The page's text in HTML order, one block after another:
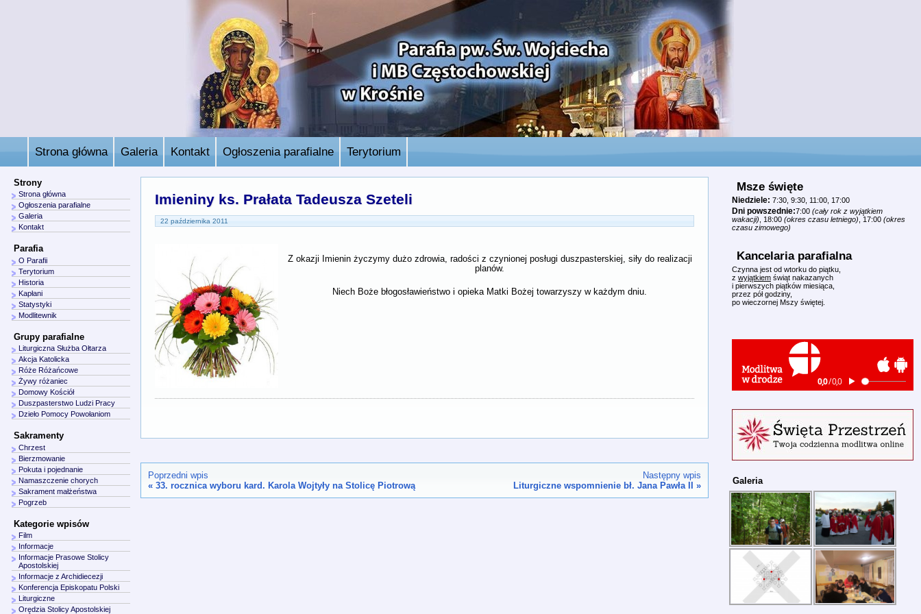
Strona główna Galeria Kontakt Ogłoszenia parafialne Terytorium
Imieniny ks. Prałata Tadeusza Szeteli
22 października 2011
Z okazji Imienin życzymy dużo zdrowia, radości z czynionej posługi duszpasterskiej, siły do realizacji
planów.
Niech Boże błogosławieństwo i opieka Matki Bożej towarzyszy w każdym dniu.
Poprzedni wpis
« 33. rocznica wyboru kard. Karola Wojtyły na Stolicę Piotrową
Następny wpis
Liturgiczne wspomnienie bł. Jana Pawła II »
Strony
Strona główna
Ogłoszenia parafialne
Galeria
Kontakt
Parafia
O Parafii
Terytorium
Historia
Kapłani
Statystyki
Modlitewnik
Grupy parafialne
Liturgiczna Służba Ołtarza
Akcja Katolicka
Róże Różańcowe
Żywy różaniec
Domowy Kościół
Duszpasterstwo Ludzi Pracy
Dzieło Pomocy Powołaniom
Sakramenty
Chrzest
Bierzmowanie
Pokuta i pojednanie
Namaszczenie chorych
Sakrament małżeństwa
Pogrzeb
Kategorie wpisów
Film
Informacje
Informacje Prasowe Stolicy
Apostolskiej
Informacje z Archidiecezji
Konferencja Episkopatu Polski
Liturgiczne
Orędzia Stolicy Apostolskiej
Msze święte
Niedziele: 7:30, 9:30, 11:00, 17:00
Dni powszednie:7:00 (cały rok z wyjątkiem
wakacji) , 18:00 (okres czasu letniego) , 17:00 (okres
czasu zimowego)
Kancelaria parafialna
Czynna jest od wtorku do piątku,
z wyjątkiem świąt nakazanych
i pierwszych piątków miesiąca,
przez pół godziny,
po wieczornej Mszy świętej.
Galeria